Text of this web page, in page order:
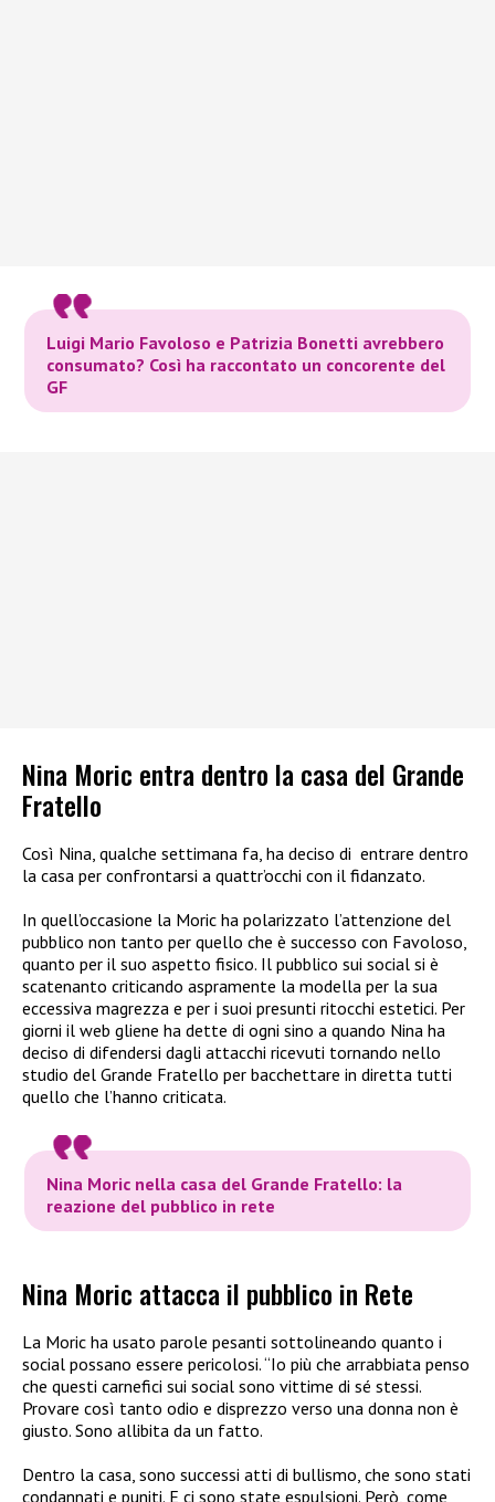
Luigi Mario Favoloso e Patrizia Bonetti avrebbero
consumato? Così ha raccontato un concorente del
GF
Nina Moric entra dentro la casa del Grande
Fratello
Così Nina, qualche settimana fa, ha deciso di entrare dentro
la casa per confrontarsi a quattr’occhi con il fidanzato.
In quell’occasione la Moric ha polarizzato l’attenzione del
pubblico non tanto per quello che è successo con Favoloso,
quanto per il suo aspetto fisico. Il pubblico sui social si è
scatenanto criticando aspramente la modella per la sua
eccessiva magrezza e per i suoi presunti ritocchi estetici. Per
giorni il web gliene ha dette di ogni sino a quando Nina ha
deciso di difendersi dagli attacchi ricevuti tornando nello
studio del Grande Fratello per bacchettare in diretta tutti
quello che l’hanno criticata.
Nina Moric nella casa del Grande Fratello: la
reazione del pubblico in rete
Nina Moric attacca il pubblico in Rete
La Moric ha usato parole pesanti sottolineando quanto i
social possano essere pericolosi.“Io più che arrabbiata penso
che questi carnefici sui social sono vittime di sé stessi.
Provare così tanto odio e disprezzo verso una donna non è
giusto. Sono allibita da un fatto.
Dentro la casa, sono successi atti di bullismo, che sono stati
condannati e puniti. E ci sono state espulsioni. Però, come